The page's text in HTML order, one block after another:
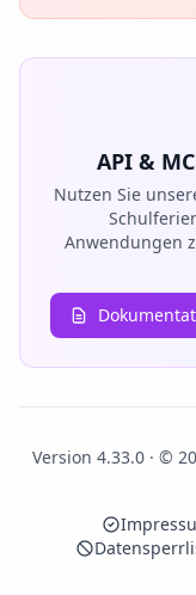
API &
Nutzen Sie
Anwendungen
Version 4.33.0 · ©